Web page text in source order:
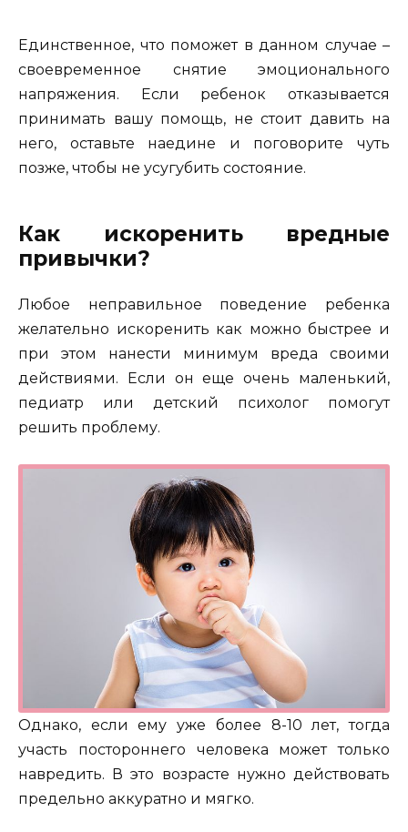
Единственное, что поможет в данном случае –
своевременное снятие эмоционального
напряжения. Если ребенок отказывается
принимать вашу помощь, не стоит давить на
него, оставьте наедине и поговорите чуть
позже, чтобы не усугубить состояние.
Как искоренить вредные
привычки?
Любое неправильное поведение ребенка
желательно искоренить как можно быстрее и
при этом нанести минимум вреда своими
действиями. Если он еще очень маленький,
педиатр или детский психолог помогут
решить проблему.
Однако, если ему уже более 8-10 лет, тогда
участь постороннего человека может только
навредить. В это возрасте нужно действовать
предельно аккуратно и мягко.